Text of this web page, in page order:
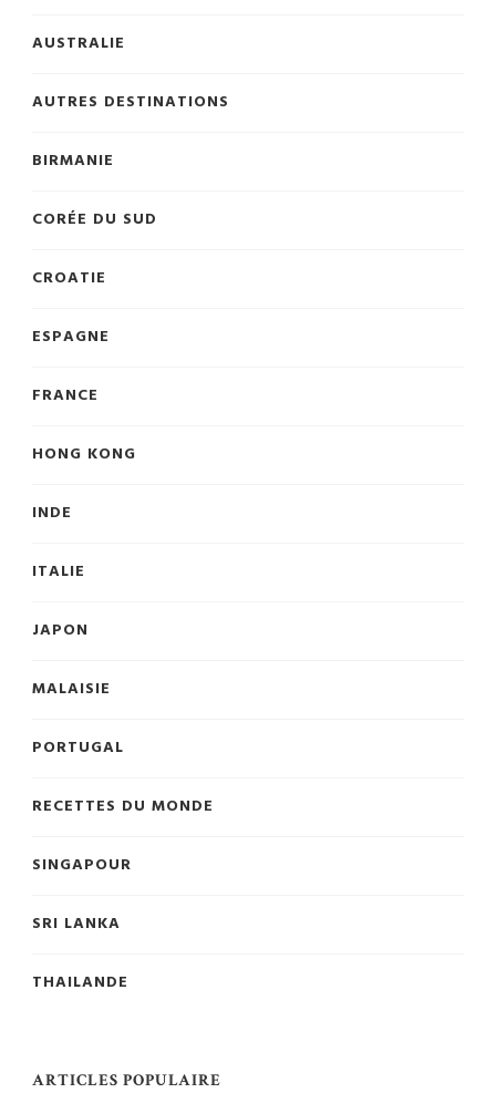
AUSTRALIE
AUTRES DESTINATIONS
BIRMANIE
CORÉE DU SUD
CROATIE
ESPAGNE
FRANCE
HONG KONG
INDE
ITALIE
JAPON
MALAISIE
PORTUGAL
RECETTES DU MONDE
SINGAPOUR
SRI LANKA
THAILANDE
ARTICLES POPULAIRE